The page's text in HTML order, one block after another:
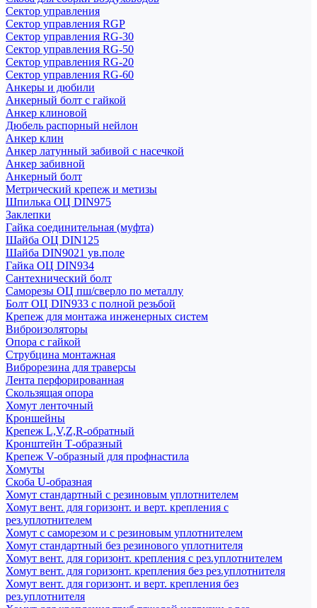
Сектор управления
Сектор управления RGP
Сектор управления RG-30
Сектор управления RG-50
Сектор управления RG-20
Сектор управления RG-60
Анкеры и дюбили
Анкерный болт с гайкой
Анкер клиновой
Дюбель распорный нейлон
Анкер клин
Анкер латунный забивой с насечкой
Анкер забивной
Анкерный болт
Метрический крепеж и метизы
Шпилька ОЦ DIN975
Заклепки
Гайка соединительная (муфта)
Шайба ОЦ DIN125
Шайба DIN9021 ув.поле
Гайка ОЦ DIN934
Сантехнический болт
Саморезы ОЦ пш/сверло по металлу
Болт ОЦ DIN933 с полной резьбой
Крепеж для монтажа инженерных систем
Виброизоляторы
Опора с гайкой
Струбцина монтажная
Виброрезина для траверсы
Лента перфорированная
Скользящая опора
Хомут ленточный
Кроншейны
Крепеж L,V,Z,R-обратный
Кронштейн Т-образный
Крепеж V-образный для профнастила
Хомуты
Скоба U-образная
Хомут стандартный с резиновым уплотнителем
Хомут вент. для горизонт. и верт. крепления с
рез.уплотнителем
Хомут с саморезом и с резиновым уплотнителем
Хомут стандартный без резинового уплотнителя
Хомут вент. для горизонт. крепления с рез.уплотнителем
Хомут вент. для горизонт. крепления без рез.уплотнителя
Хомут вент. для горизонт. и верт. крепления без
рез.уплотнителя